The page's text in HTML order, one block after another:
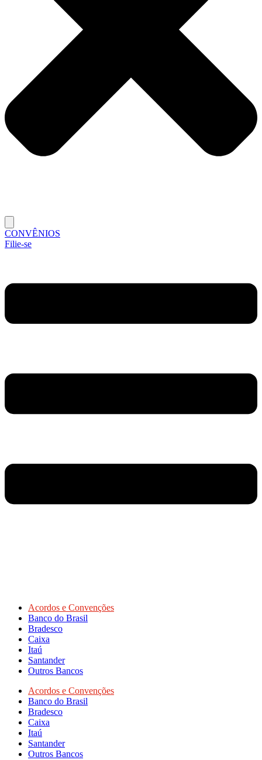
CONVÊNIOS
Filie-se
Acordos e Convenções
Banco do Brasil
Bradesco
Caixa
Itaú
Santander
Outros Bancos
Acordos e Convenções
Banco do Brasil
Bradesco
Caixa
Itaú
Santander
Outros Bancos